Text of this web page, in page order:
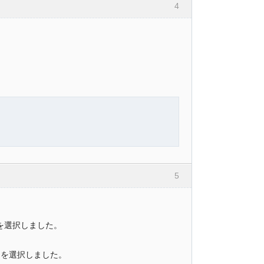
4
5
択しました。
選択しました。